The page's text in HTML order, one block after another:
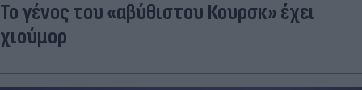
Το γένος του «αβύθιστου Κουρσκ» έχει
χιούμορ